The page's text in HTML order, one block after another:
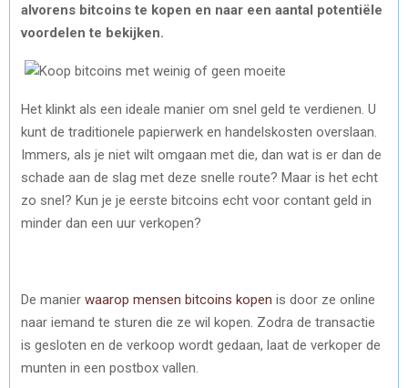
alvorens bitcoins te kopen en naar een aantal potentiële
voordelen te bekijken.
Het klinkt als een ideale manier om snel geld te verdienen. U
kunt de traditionele papierwerk en handelskosten overslaan.
Immers, als je niet wilt omgaan met die, dan wat is er dan de
schade aan de slag met deze snelle route? Maar is het echt
zo snel? Kun je je eerste bitcoins echt voor contant geld in
minder dan een uur verkopen?
De manier waarop mensen bitcoins kopen is door ze online
naar iemand te sturen die ze wil kopen. Zodra de transactie
is gesloten en de verkoop wordt gedaan, laat de verkoper de
munten in een postbox vallen.